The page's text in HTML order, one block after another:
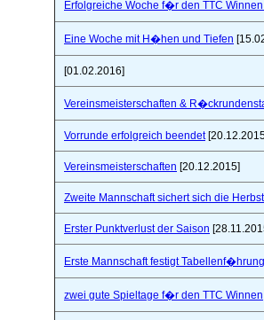
Erfolgreiche Woche f�r den TTC
Eine Woche mit H�hen und Tiefen
[01.02.2016]
Vereinsmeisterschaften &
Vorrunde erfolgreich beendet
Vereinsmeisterschaften [20.12.2015]
Zweite Mannschaft sichert sich die
Erster Punktverlust der Saison
Erste Mannschaft festigt
zwei gute Spieltage f�r den TTC Winnen